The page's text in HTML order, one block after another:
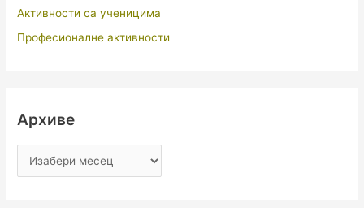
Активности са ученицима
Професионалне активности
Архиве